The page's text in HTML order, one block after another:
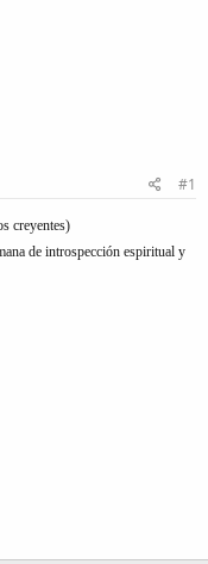
#1
creyentes)
de introspección espiritual y